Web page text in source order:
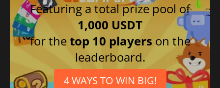
Featuring a total prize pool of
1,000 USDT
for thetop 10 players on the
leaderboard.
4 WAYS TO WIN BIG!